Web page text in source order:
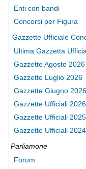
Enti con bandi
Concorsi per Figura
Gazzette Ufficiale
Ultima Gazzetta
Gazzette Agosto 2026
Gazzette Luglio 2026
Gazzette Giugno 2026
Gazzette Ufficiali 2026
Gazzette Ufficiali 2025
Gazzette Ufficiali 2024
Parliamone
Forum